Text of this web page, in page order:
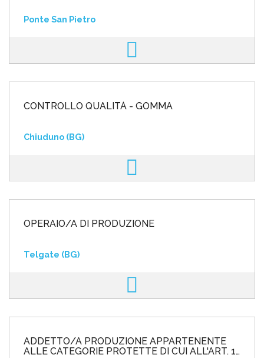
Ponte San Pietro
CONTROLLO QUALITÀ - GOMMA
Chiuduno (BG)
OPERAIO/A DI PRODUZIONE
Telgate (BG)
ADDETTO/A PRODUZIONE APPARTENENTE
ALLE CATEGORIE PROTETTE DI CUI ALL'ART. 1